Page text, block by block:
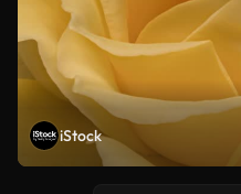
iStock